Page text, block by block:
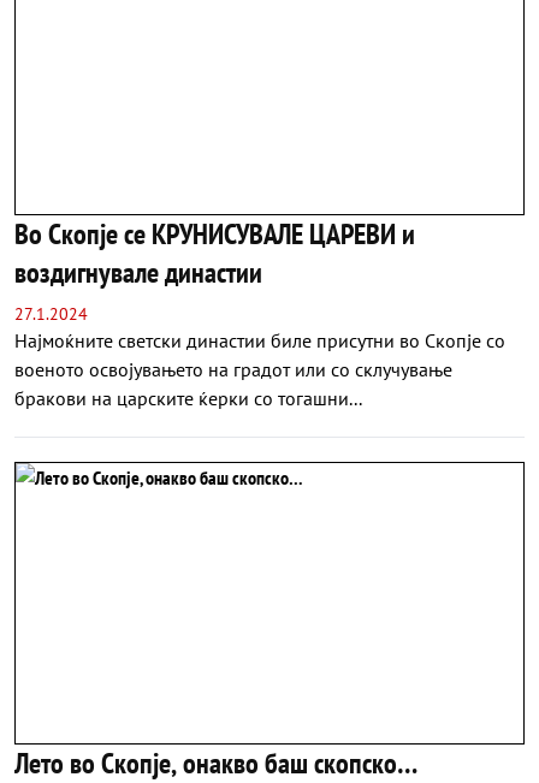
Во Скопје се КРУНИСУВАЛЕ ЦАРЕВИ и
воздигнувале династии
27.1.2024
Најмоќните светски династии биле присутни во Скопје со
военото освојувањето на градот или со склучување
бракови на царските ќерки со тогашни...
Лето во Скопје, онакво баш скопско…